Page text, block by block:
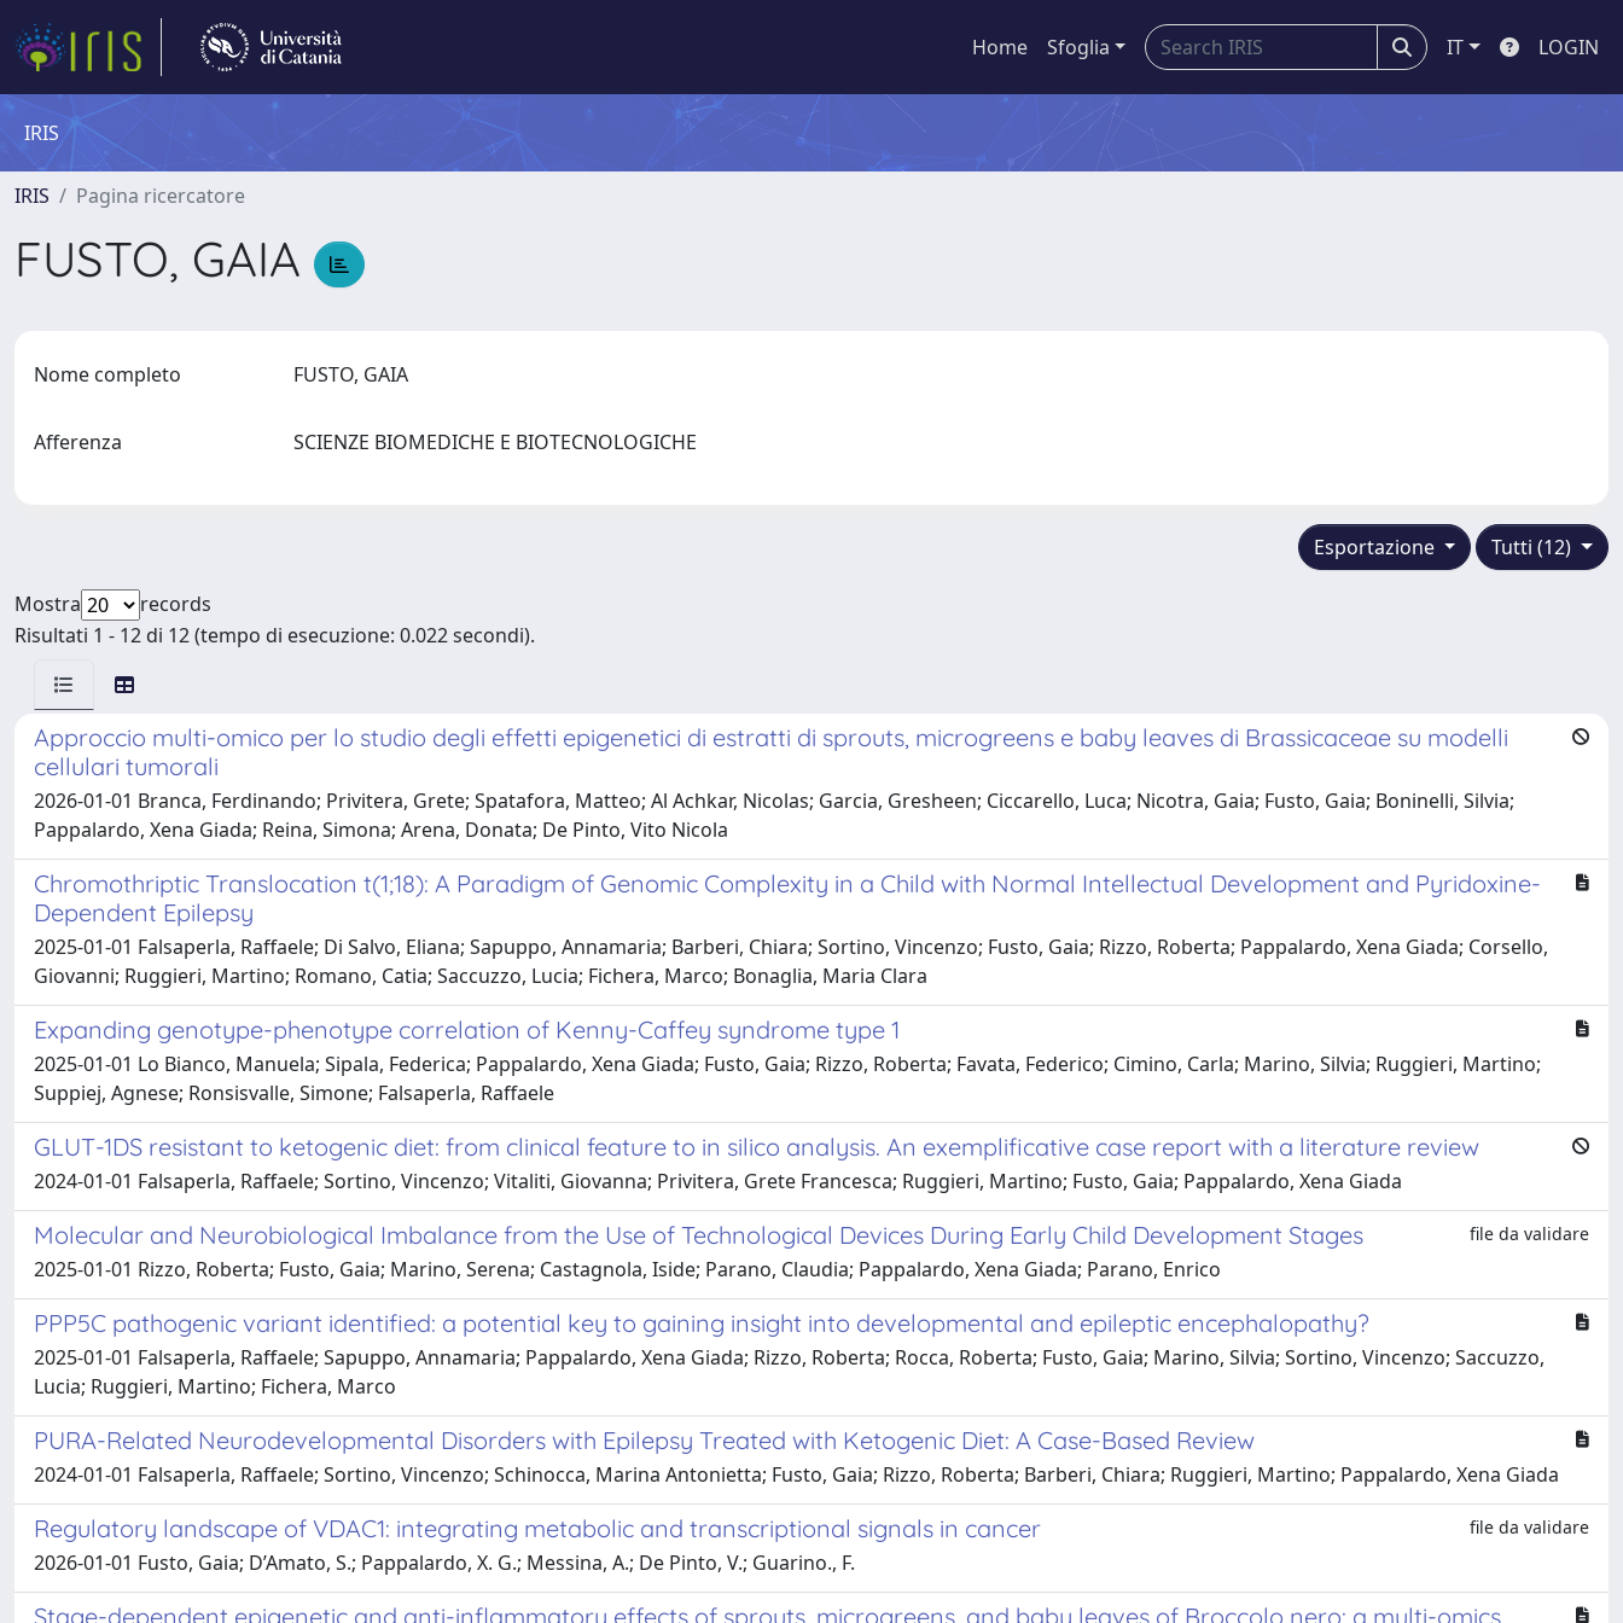
Home Sfoglia IT LOGIN
IRIS
IRIS Pagina ricercatore
FUSTO, GAIA
Nome completo FUSTO, GAIA
Afferenza SCIENZE BIOMEDICHE E BIOTECNOLOGICHE
Tutti (12)
Esportazione
Mostra
records
Risultati 1 - 12 di 12 (tempo di esecuzione: 0.022 secondi).
Approccio multi-omico per lo studio degli effetti epigenetici di estratti di sprouts, microgreens e baby leaves di Brassicaceae su modelli
cellulari tumorali
2026-01-01 Branca, Ferdinando; Privitera, Grete; Spatafora, Matteo; Al Achkar, Nicolas; Garcia, Gresheen; Ciccarello, Luca; Nicotra, Gaia; Fusto, Gaia; Boninelli, Silvia;
Pappalardo, Xena Giada; Reina, Simona; Arena, Donata; De Pinto, Vito Nicola
Chromothriptic Translocation t(1;18): A Paradigm of Genomic Complexity in a Child with Normal Intellectual Development and Pyridoxine-
Dependent Epilepsy
2025-01-01 Falsaperla, Raffaele; Di Salvo, Eliana; Sapuppo, Annamaria; Barberi, Chiara; Sortino, Vincenzo; Fusto, Gaia; Rizzo, Roberta; Pappalardo, Xena Giada; Corsello,
Giovanni; Ruggieri, Martino; Romano, Catia; Saccuzzo, Lucia; Fichera, Marco; Bonaglia, Maria Clara
Expanding genotype-phenotype correlation of Kenny-Caffey syndrome type 1
2025-01-01 Lo Bianco, Manuela; Sipala, Federica; Pappalardo, Xena Giada; Fusto, Gaia; Rizzo, Roberta; Favata, Federico; Cimino, Carla; Marino, Silvia; Ruggieri, Martino;
Suppiej, Agnese; Ronsisvalle, Simone; Falsaperla, Raffaele
GLUT-1DS resistant to ketogenic diet: from clinical feature to in silico analysis. An exemplificative case report with a literature review
2024-01-01 Falsaperla, Raffaele; Sortino, Vincenzo; Vitaliti, Giovanna; Privitera, Grete Francesca; Ruggieri, Martino; Fusto, Gaia; Pappalardo, Xena Giada
Molecular and Neurobiological Imbalance from the Use of Technological Devices During Early Child Development Stages file da validare
2025-01-01 Rizzo, Roberta; Fusto, Gaia; Marino, Serena; Castagnola, Iside; Parano, Claudia; Pappalardo, Xena Giada; Parano, Enrico
PPP5C pathogenic variant identified: a potential key to gaining insight into developmental and epileptic encephalopathy?
2025-01-01 Falsaperla, Raffaele; Sapuppo, Annamaria; Pappalardo, Xena Giada; Rizzo, Roberta; Rocca, Roberta; Fusto, Gaia; Marino, Silvia; Sortino, Vincenzo; Saccuzzo,
Lucia; Ruggieri, Martino; Fichera, Marco
PURA-Related Neurodevelopmental Disorders with Epilepsy Treated with Ketogenic Diet: A Case-Based Review
2024-01-01 Falsaperla, Raffaele; Sortino, Vincenzo; Schinocca, Marina Antonietta; Fusto, Gaia; Rizzo, Roberta; Barberi, Chiara; Ruggieri, Martino; Pappalardo, Xena Giada
Regulatory landscape of VDAC1: integrating metabolic and transcriptional signals in cancer file da validare
2026-01-01 Fusto, Gaia; D’Amato, S.; Pappalardo, X. G.; Messina, A.; De Pinto, V.; Guarino., F.
Stage-dependent epigenetic and anti-inflammatory effects of sprouts, microgreens, and baby leaves of Broccolo nero: a multi-omics